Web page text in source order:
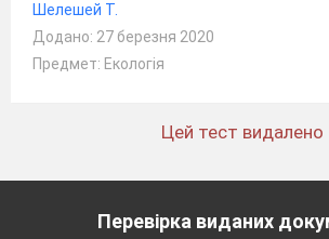
Шелешей Т.
Додано: 27 березня 2020
Предмет: Екологія
Цей тест видалено
Перевірка виданих